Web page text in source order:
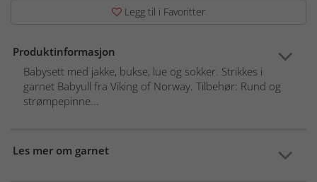
Legg til i Favoritter
Produktinformasjon
Babysett med jakke, bukse, lue og sokker. Strikkes i
garnet Babyull fra Viking of Norway. Tilbehør: Rund og
strømpepinne...
Les mer om garnet